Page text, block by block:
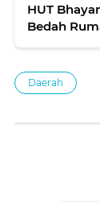
HUT
Bedah
Daerah